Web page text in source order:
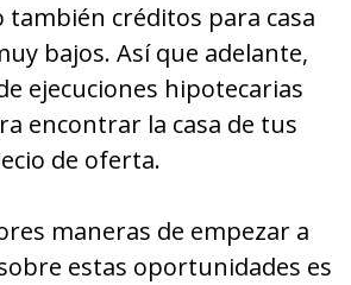
también créditos para casa
bajos. Así que adelante,
ejecuciones hipotecarias
encontrar la casa de tus
de oferta.
maneras de empezar a
estas oportunidades es